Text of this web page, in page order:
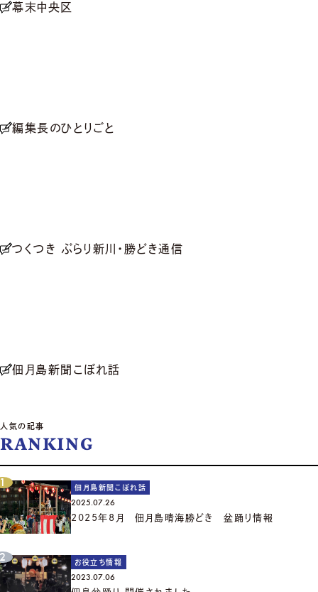
幕末中央区
編集長のひとりごと
つくつき ぶらり新川・勝どき通信
佃月島新聞こぼれ話
人気の記事
RANKING
佃月島新聞こぼれ話
2025.07.26
2025年8月 佃月島晴海勝どき 盆踊り情報
お役立ち情報
2023.07.06